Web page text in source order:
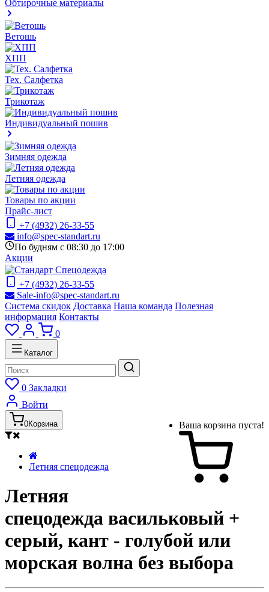
Обтирочные материалы
Ветошь
ХПП
Тех. Салфетка
Трикотаж
Индивидуальный пошив
Зимняя одежда
Летняя одежда
Товары по акции
Прайс-лист
+7 (4932) 26-33-55
info@spec-standart.ru
По будням с 08:30 до 17:00
Акции
+7 (4932) 26-33-55
Sale-info@spec-standart.ru
Система скидок Доставка Наша команда Полезная
информация Контакты
0
Каталог
0 Закладки
Войти
0Корзина Ваша корзина пуста!
Летняя спецодежда
Летняя
спецодежда васильковый +
серый, кант - голубой или
морская волна без выбора